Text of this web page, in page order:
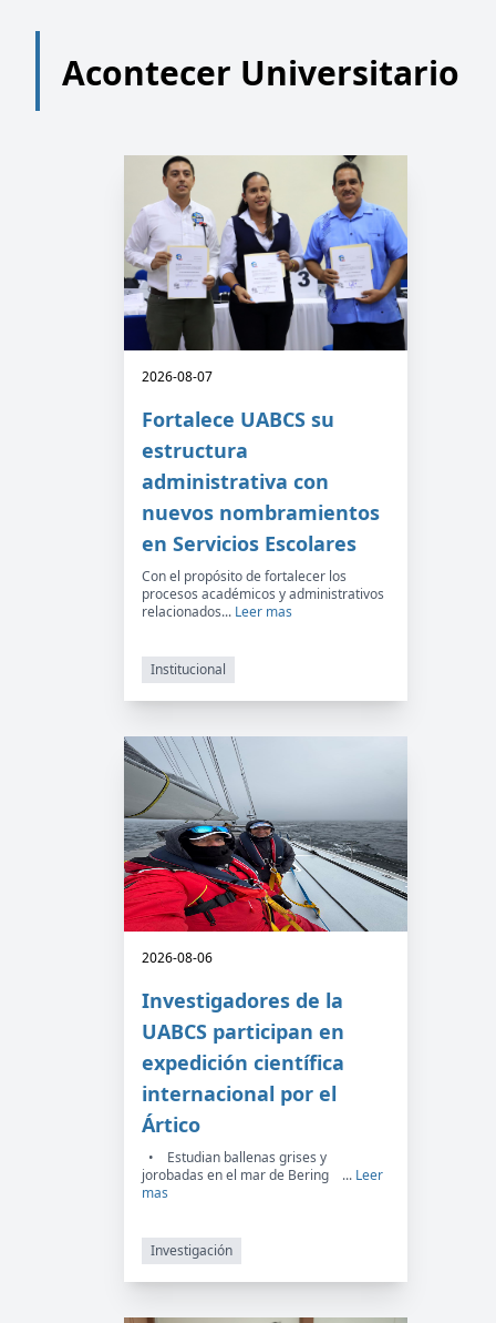
Acontecer Universitario
2026-08-07
Fortalece UABCS su
estructura
administrativa con
nuevos nombramientos
en Servicios Escolares
Con el propósito de fortalecer los
procesos académicos y administrativos
relacionados... Leer mas
Institucional
2026-08-06
Investigadores de la
UABCS participan en
expedición científica
internacional por el
Ártico
• Estudian ballenas grises y
jorobadas en el mar de Bering ... Leer
mas
Investigación